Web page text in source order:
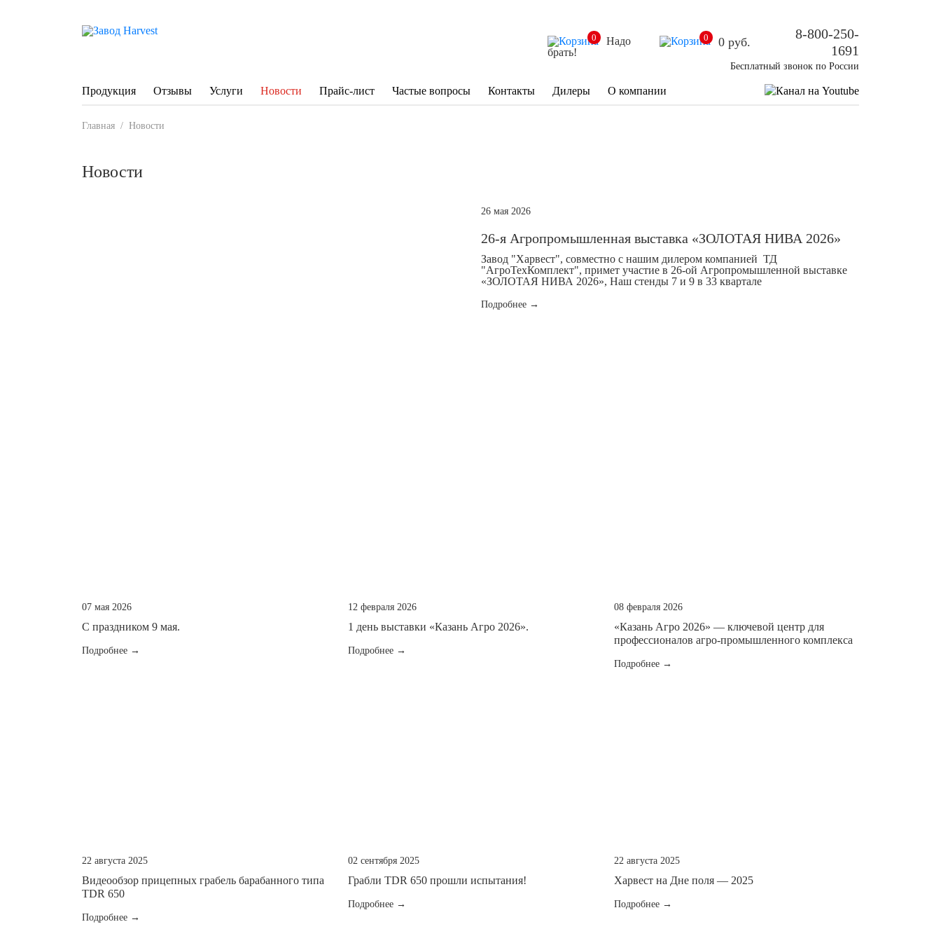
0
Надо
брать!
0 0 руб.
8-800-250-
1691
Бесплатный звонок по России
Продукция Отзывы Услуги Новости Прайс-лист Частые вопросы Контакты Дилеры О компании
Главная / Новости
Новости
26 мая 2026
26-я Агропромышленная выставка «ЗОЛОТАЯ НИВА 2026»
Завод "Харвест", совместно с нашим дилером компанией ТД
"АгроТехКомплект", примет участие в 26-ой Агропромышленной выставке
«ЗОЛОТАЯ НИВА 2026», Наш стенды 7 и 9 в 33 квартале
Подробнее →
07 мая 2026
С праздником 9 мая.
Подробнее →
12 февраля 2026
1 день выставки «Казань Агро 2026».
Подробнее →
08 февраля 2026
«Казань Агро 2026» — ключевой центр для
профессионалов агро-промышленного комплекса
Подробнее →
22 августа 2025
Видеообзор прицепных грабель барабанного типа
TDR 650
Подробнее →
02 сентября 2025
Грабли TDR 650 прошли испытания!
Подробнее →
22 августа 2025
Харвест на Дне поля — 2025
Подробнее →